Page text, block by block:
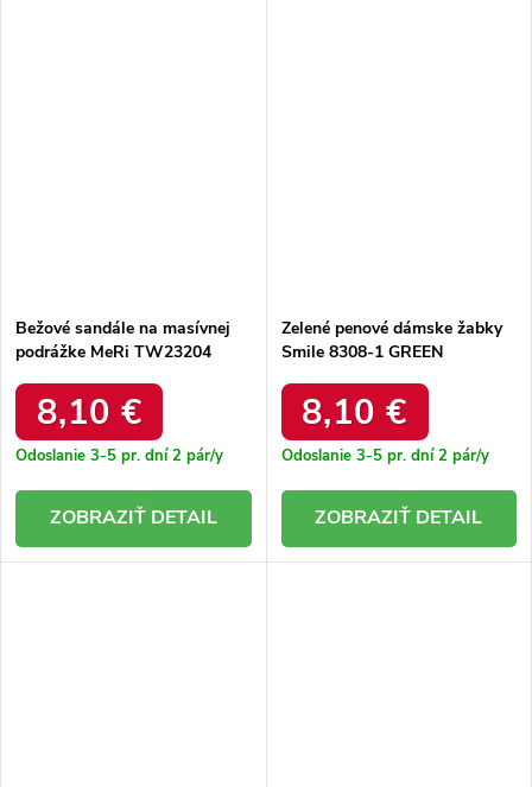
Bežové sandále na masívnej
podrážke MeRi TW23204
8,10 €
Odoslanie 3-5 pr. dní2 pár/y
DETAIL
Zelené penové dámske žabky
Smile 8308-1 GREEN
8,10 €
Odoslanie 3-5 pr. dní2 pár/y
DETAIL